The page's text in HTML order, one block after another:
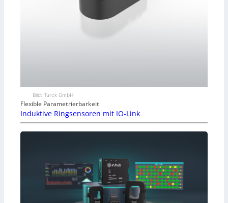
Bild: Turck GmbH
Flexible Parametrierbarkeit
Induktive Ringsensoren mit IO-Link